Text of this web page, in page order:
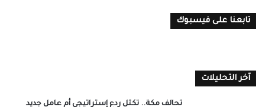
تابعنا على فيسبوك
آخر التحليلات
تحالف مكة.. تكتل ردع إستراتيجي أم عامل جديد